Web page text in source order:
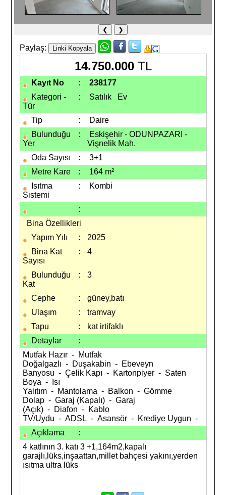
❮ ❯
Paylaş:
14.750.000 TL
Kayıt No :
238177
Kategori -
Tür
: Satılık Ev
Tip :
Daire
Bulunduğu
Yer
:
Eskişehir - ODUNPAZARI -
Vişnelik Mah.
Oda Sayısı
:
3+1
Metre Kare
:
164 m²
Isıtma
Sistemi
: Kombi
:
Bina Özellikleri
Yapım Yılı
:
2025
Bina Kat
Sayısı
: 4
Bulunduğu
Kat
: 3
Cephe :
güney,batı
Ulaşım
:
tramvay
Tapu
:
kat irtifaklı
Detaylar
:
Mutfak Hazır - Mutfak
Doğalgazlı - Duşakabin - Ebeveyn
Banyosu - Çelik Kapı - Kartonpiyer - Saten
Boya - Isı
Yalıtım - Mantolama - Balkon - Gömme
Dolap - Garaj (Kapalı) - Garaj
(Açık) - Diafon - Kablo
TV/Uydu - ADSL - Asansör - Krediye Uygun -
Açıklama
:
4 katlının 3. katı 3 +1,164m2,kapalı
garajlı,lüks,inşaattan,millet bahçesi yakını,yerden
ısıtma ultra lüks